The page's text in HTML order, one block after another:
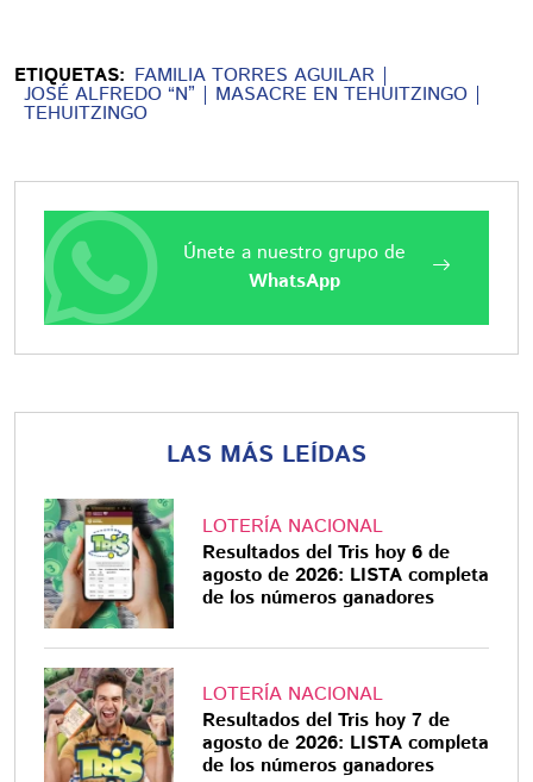
ETIQUETAS: FAMILIA TORRES AGUILAR
JOSÉ ALFREDO “N” MASACRE EN TEHUITZINGO
TEHUITZINGO
Únete a nuestro grupo de
WhatsApp
LAS MÁS LEÍDAS
LOTERÍA NACIONAL
Resultados del Tris hoy 6 de
agosto de 2026: LISTA completa
de los números ganadores
LOTERÍA NACIONAL
Resultados del Tris hoy 7 de
agosto de 2026: LISTA completa
de los números ganadores